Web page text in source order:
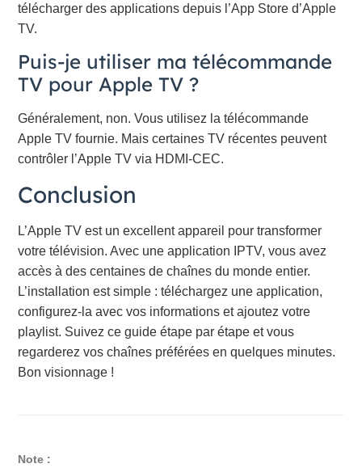
télécharger des applications depuis l’App Store d’Apple
TV.
Puis-je utiliser ma télécommande
TV pour Apple TV ?
Généralement, non. Vous utilisez la télécommande
Apple TV fournie. Mais certaines TV récentes peuvent
contrôler l’Apple TV via HDMI-CEC.
Conclusion
L’Apple TV est un excellent appareil pour transformer
votre télévision. Avec une application IPTV, vous avez
accès à des centaines de chaînes du monde entier.
L’installation est simple : téléchargez une application,
configurez-la avec vos informations et ajoutez votre
playlist. Suivez ce guide étape par étape et vous
regarderez vos chaînes préférées en quelques minutes.
Bon visionnage !
Note :